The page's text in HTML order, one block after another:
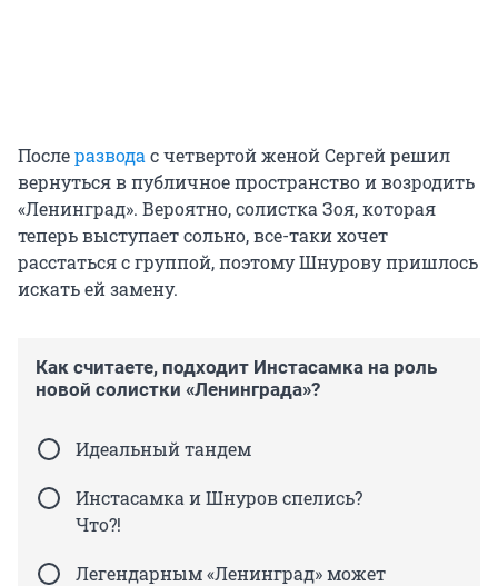
Послеразвода с четвертой женой Сергей решил
вернуться в публичное пространство и возродить
«Ленинград». Вероятно, солистка Зоя, которая
теперь выступает сольно, все-таки хочет
расстаться с группой, поэтому Шнурову пришлось
искать ей замену.
Как считаете, подходит Инстасамка на роль
новой солистки «Ленинграда»?
Идеальный тандем
Инстасамка и Шнуров спелись?
Что?!
Легендарным «Ленинград» может